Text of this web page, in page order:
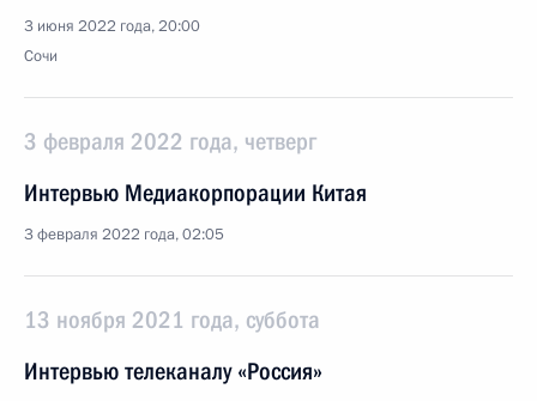
3 июня 2022 года, 20:00
Сочи
3 февраля 2022 года, четверг
Интервью Медиакорпорации Китая
3 февраля 2022 года, 02:05
13 ноября 2021 года, суббота
Интервью телеканалу «Россия»